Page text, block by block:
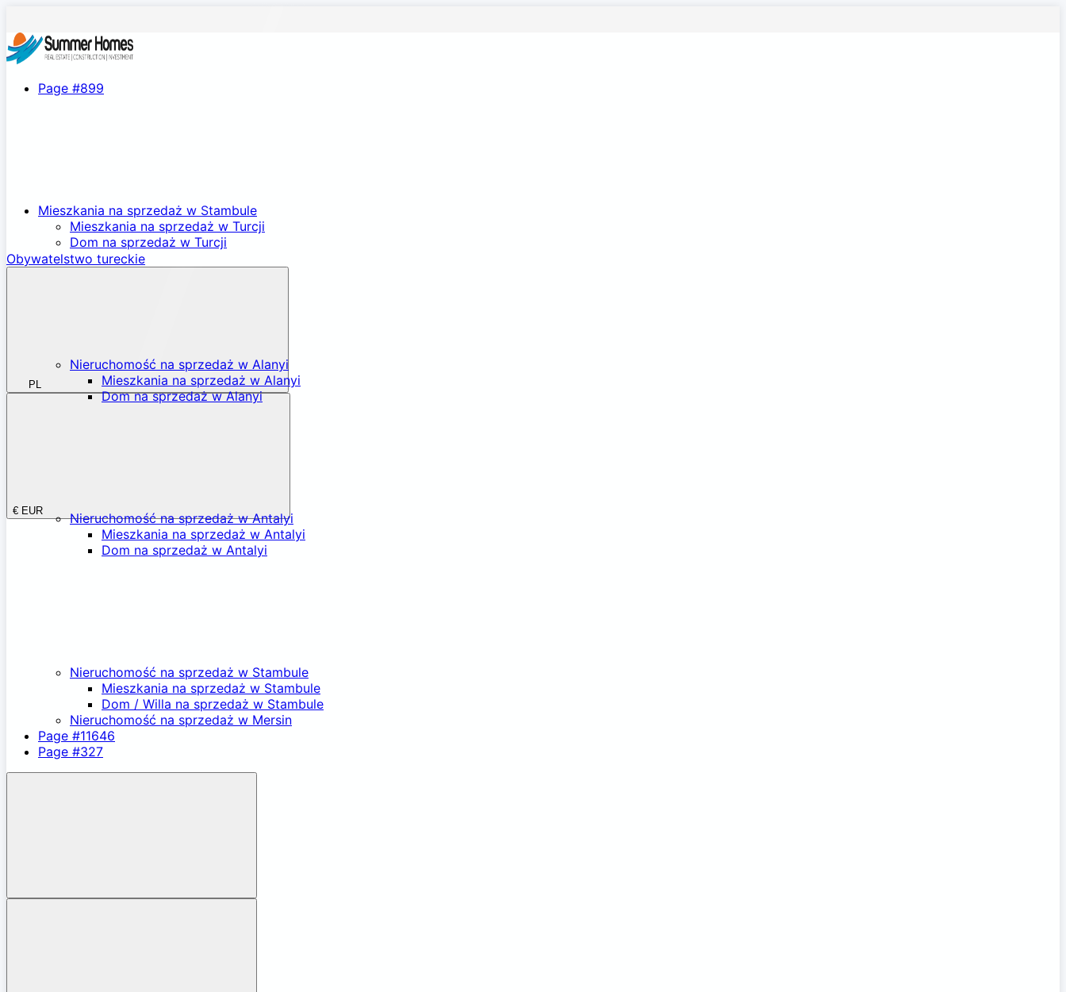
Obywatelstwo tureckie
PL
€ EUR
Page #899
Mieszkania na sprzedaż w Stambule
Mieszkania na sprzedaż w Turcji
Dom na sprzedaż w Turcji
Nieruchomość na sprzedaż w Alanyi
Mieszkania na sprzedaż w Alanyi
Dom na sprzedaż w Alanyi
Nieruchomość na sprzedaż w Antalyi
Mieszkania na sprzedaż w Antalyi
Dom na sprzedaż w Antalyi
Nieruchomość na sprzedaż w Stambule
Mieszkania na sprzedaż w Stambule
Dom / Willa na sprzedaż w Stambule
Nieruchomość na sprzedaż w Mersin
Page #11646
Page #327